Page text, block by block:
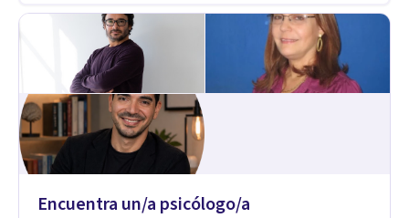
Encuentra un/a psicólogo/a